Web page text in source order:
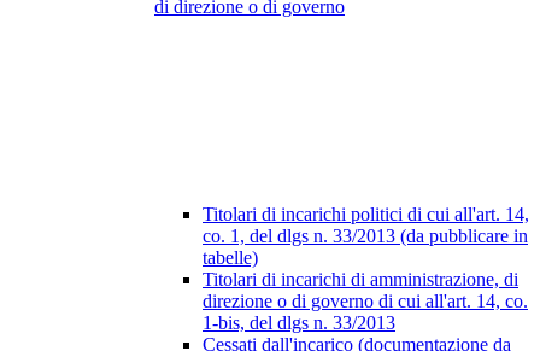
di direzione o di governo
Titolari di incarichi politici di cui all'art. 14,
co. 1, del dlgs n. 33/2013 (da pubblicare in
tabelle)
Titolari di incarichi di amministrazione, di
direzione o di governo di cui all'art. 14, co.
1-bis, del dlgs n. 33/2013
Cessati dall'incarico (documentazione da